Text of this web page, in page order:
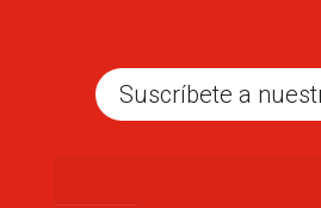
Suscríbete a